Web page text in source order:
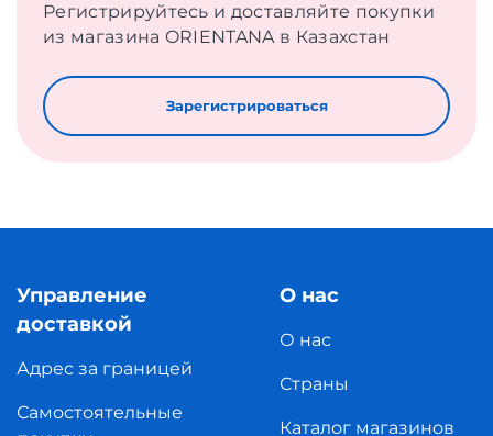
Регистрируйтесь и доставляйте покупки
из магазина ORIENTANA в Казахстан
Зарегистрироваться
Управление
доставкой
Адрес за границей
Самостоятельные
О нас
О нас
Страны
Каталог магазинов